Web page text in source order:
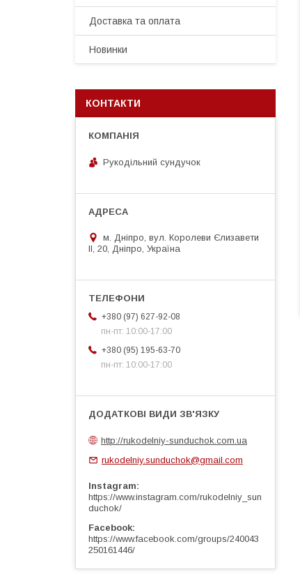
Доставка та оплата
Новинки
КОНТАКТИ
Рукодільний сундучок
м. Дніпро, вул. Королеви Єлизавети
ІІ, 20, Дніпро, Україна
+380 (97) 627-92-08
пн-пт: 10:00-17:00
+380 (95) 195-63-70
пн-пт: 10:00-17:00
http://rukodelniy-sunduchok.com.ua
rukodelniy.sunduchok@gmail.com
Instagram
https://www.instagram.com/rukodelniy_sun
duchok/
Facebook
https://www.facebook.com/groups/240043
250161446/